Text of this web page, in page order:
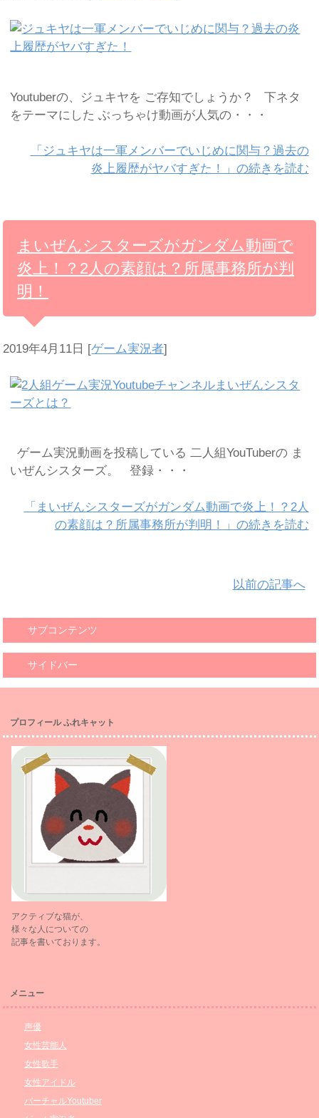
Youtuberの、ジュキヤを ご存知でしょうか？ 下ネタ
をテーマにした ぶっちゃけ動画が人気の・・・
「ジュキヤは一軍メンバーでいじめに関与？過去の
炎上履歴がヤバすぎた！」の続きを読む
まいぜんシスターズがガンダム動画で
炎上！？2人の素顔は？所属事務所が判
明！
2019年4月11日 [ゲーム実況者]
ゲーム実況動画を投稿している 二人組YouTuberの ま
いぜんシスターズ。 登録・・・
「まいぜんシスターズがガンダム動画で炎上！？2人
の素顔は？所属事務所が判明！」の続きを読む
以前の記事へ
サブコンテンツ
サイドバー
プロフィール ふれキャット
アクティブな猫が、
様々な人についての
記事を書いております。
メニュー
声優
女性芸能人
女性歌手
女性アイドル
バーチャルYoutuber